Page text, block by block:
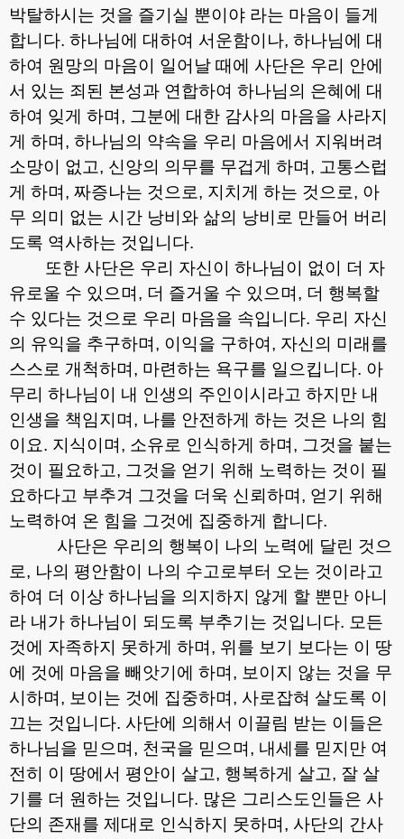
박탈하시는 것을 즐기실 뿐이야 라는 마음이 들게
합니다. 하나님에 대하여 서운함이나, 하나님에 대
하여 원망의 마음이 일어날 때에 사단은 우리 안에
서 있는 죄된 본성과 연합하여 하나님의 은혜에 대
하여 잊게 하며 , 그분에 대한 감사의 마음을 사라지
게 하며 , 하나님의 약속을 우리 마음에서 지워버려
소망이 없고, 신앙의 의무를 무겁게 하며 , 고통스럽
게 하며 , 짜증나는 것으로, 지치게 하는 것으로, 아
무 의미 없는 시간 낭비와 삶의 낭비로 만들어 버리
도록 역사하는 것입니다.
또한 사단은 우리 자신이 하나님이 없이 더 자
유로울 수 있으며 , 더 즐거울 수 있으며 , 더 행복할
수 있다는 것으로 우리 마음을 속입니다. 우리 자신
의 유익을 추구하며 , 이익을 구하여 , 자신의 미래를
스스로 개척하며 , 마련하는 욕구를 일으킵니다. 아
무리 하나님이 내 인생의 주인이시라고 하지만 내
인생을 책임지며 , 나를 안전하게 하는 것은 나의 힘
이요. 지식이며 , 소유로 인식하게 하며 , 그것을 붙는
것이 필요하고, 그것을 얻기 위해 노력하는 것이 필
요하다고 부추겨 그것을 더욱 신뢰하며 , 얻기 위해
노력하여 온 힘을 그것에 집중하게 합니다.
사단은 우리의 행복이 나의 노력에 달린 것으
로, 나의 평안함이 나의 수고로부터 오는 것이라고
하여 더 이상 하나님을 의지하지 않게 할 뿐만 아니
라 내가 하나님이 되도록 부추기는 것입니다. 모든
것에 자족하지 못하게 하며 , 위를 보기 보다는 이 땅
에 것에 마음을 빼앗기에 하며 , 보이지 않는 것을 무
시하며 , 보이는 것에 집중하며 , 사로잡혀 살도록 이
끄는 것입니다. 사단에 의해서 이끌림 받는 이들은
하나님을 믿으며 , 천국을 믿으며 , 내세를 믿지만 여
전히 이 땅에서 평안이 살고, 행복하게 살고, 잘 살
기를 더 원하는 것입니다. 많은 그리스도인들은 사
단의 존재를 제대로 인식하지 못하며 , 사단의 간사